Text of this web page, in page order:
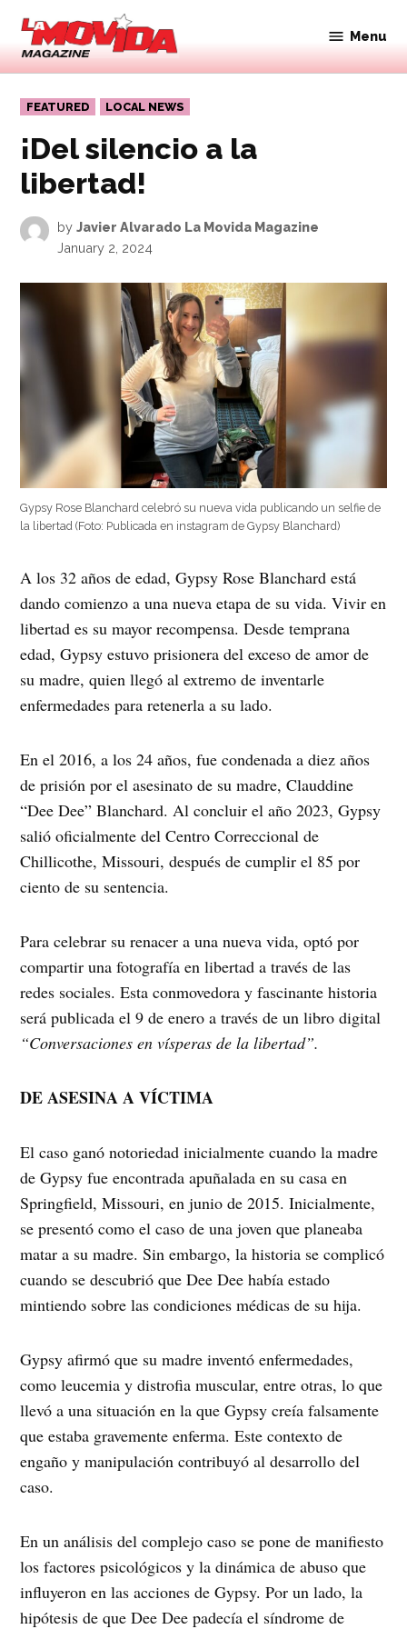
Skip
content
Movida
Magazine
Menu
POSTED
IN
FEATURED LOCAL NEWS
¡Del silencio a la
libertad!
by Javier Alvarado La Movida Magazine
January 2, 2024
Gypsy Rose Blanchard celebró su nueva vida publicando un selfie de
la libertad (Foto: Publicada en instagram de Gypsy Blanchard)
A los 32 años de edad, Gypsy Rose Blanchard está
dando comienzo a una nueva etapa de su vida. Vivir en
libertad es su mayor recompensa. Desde temprana
edad, Gypsy estuvo prisionera del exceso de amor de
su madre, quien llegó al extremo de inventarle
enfermedades para retenerla a su lado.
En el 2016, a los 24 años, fue condenada a diez años
de prisión por el asesinato de su madre, Clauddine
“Dee Dee” Blanchard. Al concluir el año 2023, Gypsy
salió oficialmente del Centro Correccional de
Chillicothe, Missouri, después de cumplir el 85 por
ciento de su sentencia.
Para celebrar su renacer a una nueva vida, optó por
compartir una fotografía en libertad a través de las
redes sociales. Esta conmovedora y fascinante historia
será publicada el 9 de enero a través de un libro digital
“Conversaciones en vísperas de la libertad”.
DE ASESINA A VÍCTIMA
El caso ganó notoriedad inicialmente cuando la madre
de Gypsy fue encontrada apuñalada en su casa en
Springfield, Missouri, en junio de 2015. Inicialmente,
se presentó como el caso de una joven que planeaba
matar a su madre. Sin embargo, la historia se complicó
cuando se descubrió que Dee Dee había estado
mintiendo sobre las condiciones médicas de su hija.
Gypsy afirmó que su madre inventó enfermedades,
como leucemia y distrofia muscular, entre otras, lo que
llevó a una situación en la que Gypsy creía falsamente
que estaba gravemente enferma. Este contexto de
engaño y manipulación contribuyó al desarrollo del
caso.
En un análisis del complejo caso se pone de manifiesto
los factores psicológicos y la dinámica de abuso que
influyeron en las acciones de Gypsy. Por un lado, la
hipótesis de que Dee Dee padecía el síndrome de